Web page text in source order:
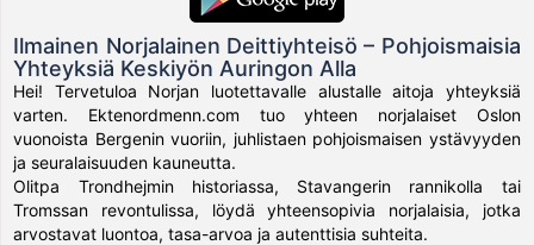
Ilmainen Norjalainen Deittiyhteisö – Pohjoismaisia
Yhteyksiä Keskiyön Auringon Alla
Hei! Tervetuloa Norjan luotettavalle alustalle aitoja yhteyksiä
varten. Ektenordmenn.com tuo yhteen norjalaiset Oslon
vuonoista Bergenin vuoriin, juhlistaen pohjoismaisen ystävyyden
ja seuralaisuuden kauneutta.
Olitpa Trondhejmin historiassa, Stavangerin rannikolla tai
Tromssan revontulissa, löydä yhteensopivia norjalaisia, jotka
arvostavat luontoa, tasa-arvoa ja autenttisia suhteita.